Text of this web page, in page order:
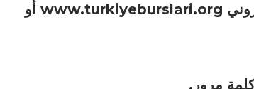
يجب على المرشحين الذهاب الى الموقع الالكتروني www.turkiyeburslari.org أو
مرور.